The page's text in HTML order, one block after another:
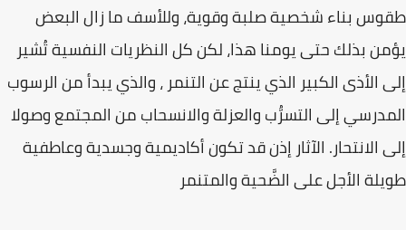
طقوس بناء شخصية صلبة وقوية، وللأسف ما زال البعض
يؤمن بذلك حتى يومنا هذا، لكن كل النظريات النفسية تُشير
إلى الأذى الكبير الذي ينتج عن التنمر ، والذي يبدأ من الرسوب
المدرسي إلى التسرُّب والعزلة والانسحاب من المجتمع وصولا
إلى الانتحار. الآثار إذن قد تكون أكاديمية وجسدية وعاطفية
طويلة الأجل على الضَّحية والمتنمر